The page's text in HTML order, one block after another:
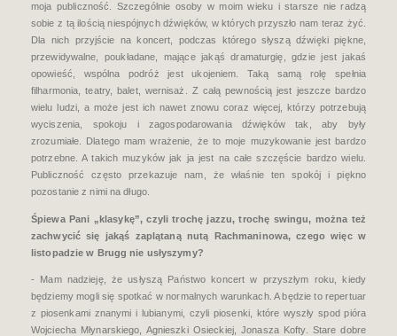
moja publiczność. Szczególnie osoby w moim wieku i starsze nie radzą
sobie z tą ilością niespójnych dźwięków, w których przyszło nam teraz żyć.
Dla nich przyjście na koncert, podczas którego słyszą dźwięki piękne,
przewidywalne, poukładane, mające jakąś dramaturgię, gdzie jest jakaś
opowieść, wspólna podróż jest ukojeniem. Taką samą rolę spełnia
filharmonia, teatry, balet, wernisaż. Z całą pewnością jest jeszcze bardzo
wielu ludzi, a może jest ich nawet znowu coraz więcej, którzy potrzebują
wyciszenia, spokoju i zagospodarowania dźwięków tak, aby były
zrozumiałe. Dlatego mam wrażenie, że to moje muzykowanie jest bardzo
potrzebne. A takich muzyków jak ja jest na całe szczęście bardzo wielu.
Publiczność często przekazuje nam, że właśnie ten spokój i piękno
pozostanie z nimi na długo.
Śpiewa Pani „klasykę”, czyli trochę jazzu, trochę swingu, można też
zachwycić się jakąś zaplątaną nutą Rachmaninowa, czego więc w
listopadzie w Brugg nie usłyszymy?
- Mam nadzieję, że usłyszą Państwo koncert w przyszłym roku, kiedy
będziemy mogli się spotkać w normalnych warunkach. A będzie to repertuar
z piosenkami znanymi i lubianymi, czyli piosenki, które wyszły spod pióra
Wojciecha Młynarskiego, Agnieszki Osieckiej, Jonasza Kofty. Stare dobre